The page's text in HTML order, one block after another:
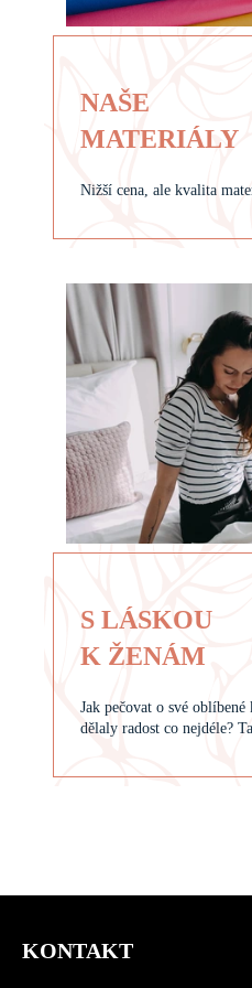
NAŠE
MATERIÁLY
Nižší cena, ale kvalita
S LÁSKOU
K ŽENÁM
Jak pečovat o své
dělaly radost co nejdéle?
KONTAKT